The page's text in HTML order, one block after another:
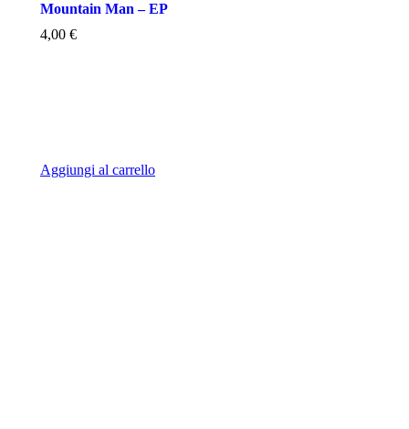
Mountain Man – EP
4,00 €
Aggiungi al carrello